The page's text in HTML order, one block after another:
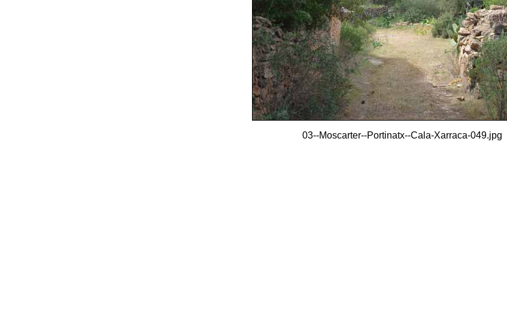
03--Moscarter--Portinatx--Cala-Xarraca-049.jpg